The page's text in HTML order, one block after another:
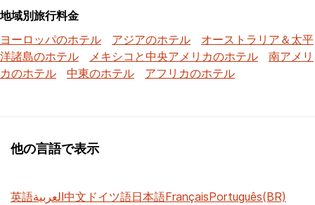
地域別旅行料金
ヨーロッパのホテル
アジアのホテル
オーストラリア＆太平
洋諸島のホテル
メキシコと中央アメリカのホテル
南アメリ
カのホテル
中東のホテル アフリカのホテル
他の言語で表示
英語العربية中文 ドイツ語日本語FrançaisPortuguês(BR)